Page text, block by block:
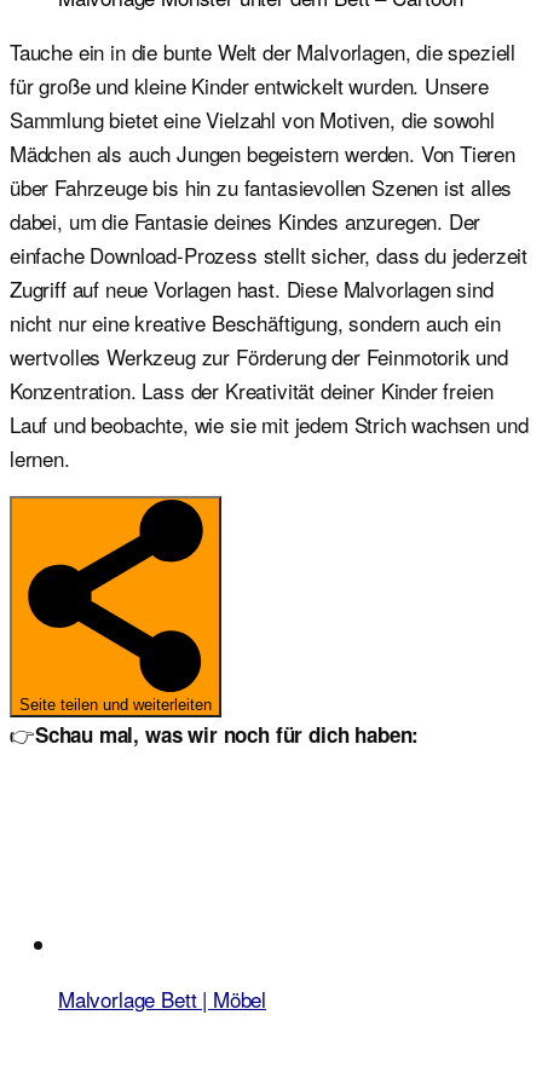
Tauche ein in die bunte Welt der Malvorlagen, die speziell
für große und kleine Kinder entwickelt wurden. Unsere
Sammlung bietet eine Vielzahl von Motiven, die sowohl
Mädchen als auch Jungen begeistern werden. Von Tieren
über Fahrzeuge bis hin zu fantasievollen Szenen ist alles
dabei, um die Fantasie deines Kindes anzuregen. Der
einfache Download-Prozess stellt sicher, dass du jederzeit
Zugriff auf neue Vorlagen hast. Diese Malvorlagen sind
nicht nur eine kreative Beschäftigung, sondern auch ein
wertvolles Werkzeug zur Förderung der Feinmotorik und
Konzentration. Lass der Kreativität deiner Kinder freien
Lauf und beobachte, wie sie mit jedem Strich wachsen und
lernen.
Seite teilen und weiterleiten
👉Schau mal, was wir noch für dich haben:
Malvorlage Bett | Möbel